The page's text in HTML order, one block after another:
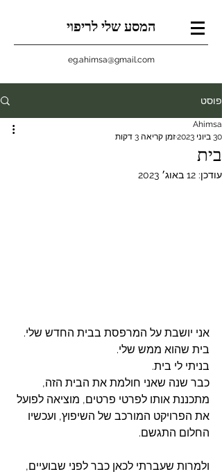
המסע שלי לריפוי
eg.ahimsa@gmail.com
פוסט
בית
Ahimsa
30 ביוני 2023
זמן קריאה 3 דקות
עודכן: 12 באוג׳ 2023
אני יושבת על המרפסת בבית החדש שלי.
בית שהוא ממש שלי.
בניתי לי בית.
כבר שנה שאני חולמת את הבית הזה,
מתכננת אותו לפרטי פרטים, מוציאה לפועל
את הפרויקט המורכב של השיפוץ, ועכשיו
החלום התגשם.
ולמרות שעברתי לכאן כבר לפני שבועיים,